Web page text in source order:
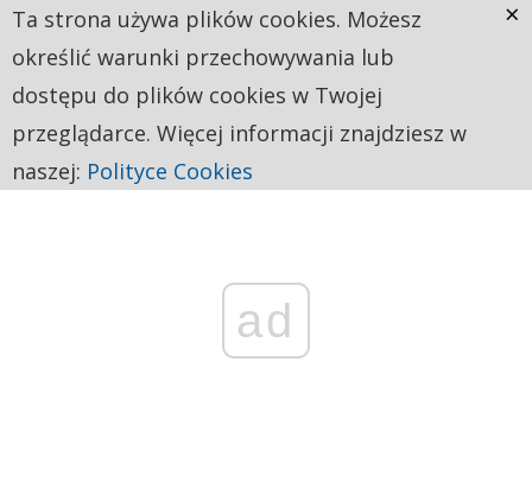
ad
Ta strona używa plików cookies. Możesz
określić warunki przechowywania lub
dostępu do plików cookies w Twojej
przeglądarce. Więcej informacji znajdziesz w
naszej: Polityce Cookies
×